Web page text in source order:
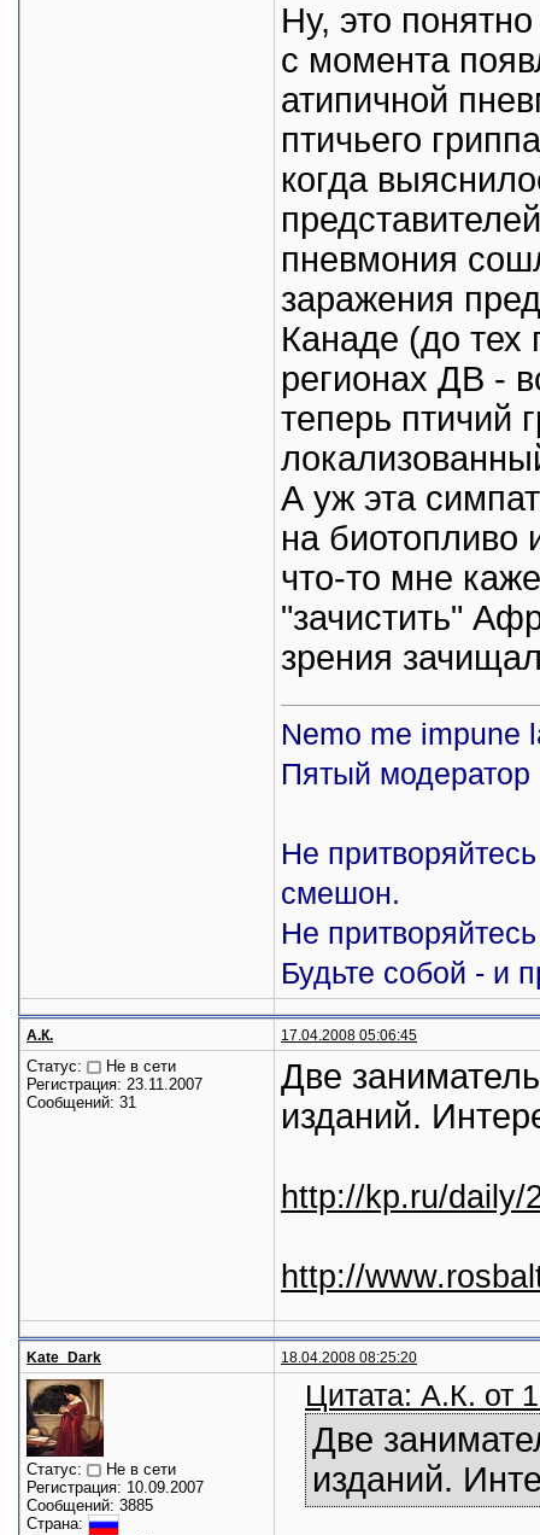
Ну, это
с момента
атипичной
птичьего
когда
пневмония
заражения
Канаде (до тех
регионах ДВ -
теперь птичий
А уж эта
на биотопливо
что-то мне
"зачистить"
зрения
Nemo me impune
Пятый
Не
смешон.
Не
Будьте собой - и
А.К. 17.04.2008 05:06:45
Статус:
Не в сети
Регистрация: 23.11.2007
Сообщений: 31
Две
изданий.
http://kp.ru/daily/
http://
Kate_Dark 18.04.2008 08:25:20
Статус:
Не в сети
Регистрация: 10.09.2007
Сообщений: 3885
Страна:
Цитата: А.К. от
Две
изданий.